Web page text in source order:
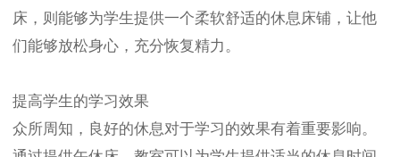
床，则能够为学生提供一个柔软舒适的休息床铺，让他
们能够放松身心，充分恢复精力。
提高学生的学习效果
众所周知，良好的休息对于学习的效果有着重要影响。